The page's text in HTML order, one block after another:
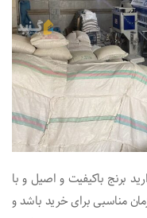
برنج باکیفیت و اصیل و با
مناسبی برای خرید باشد و